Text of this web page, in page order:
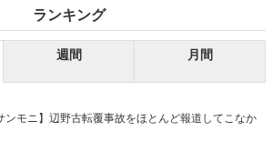
ランキング
週間 月間
ンモニ】辺野古転覆事故をほとんど報道してこなか